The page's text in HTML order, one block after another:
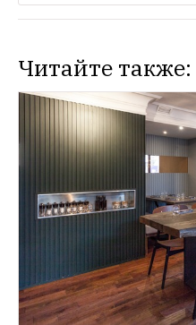
Читайте также: